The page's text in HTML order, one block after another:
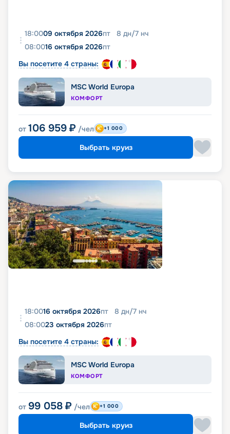
18:0009 октября 2026пт 8 дн/7 нч
08:0016 октября 2026пт
Вы посетите 4 страны:
MSC World Europa
КОМФОРТ
от 106 959 ₽ /чел +1 000
Выбрать круиз
18:0016 октября 2026пт 8 дн/7 нч
08:0023 октября 2026пт
Вы посетите 4 страны:
MSC World Europa
КОМФОРТ
от 99 058 ₽ /чел +1 000
Выбрать круиз